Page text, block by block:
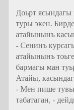
Доьрт
туры экен.
атайынынъ
- Сенинъ
атайынынъ
бармагы ман
Атайы,
- Мен пише
табатаган, -